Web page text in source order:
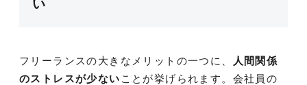
い
フリーランスの大きなメリットの一つに、
人間関係
のストレスが少ない ことが挙げられます。会社員の